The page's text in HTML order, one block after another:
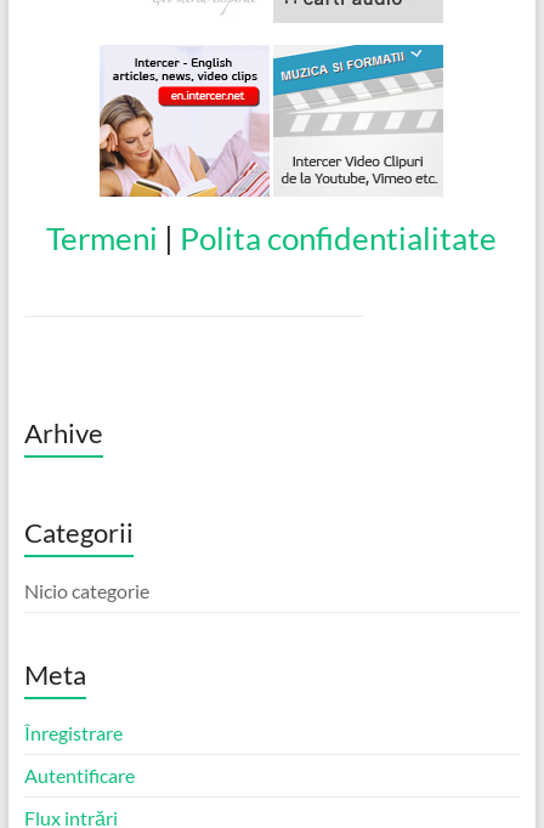
Termeni | Polita confidentialitate
Arhive
Categorii
Nicio categorie
Meta
Înregistrare
Autentificare
Flux intrări